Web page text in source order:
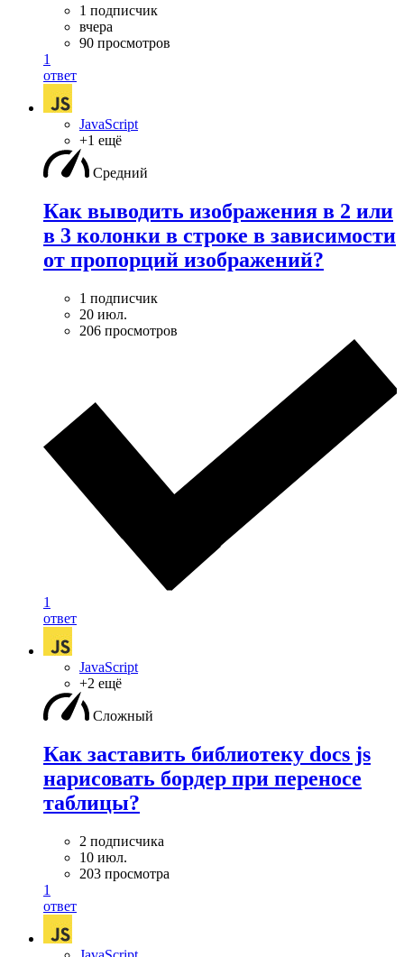
1 подписчик
вчера
90 просмотров
1
ответ
JavaScript
+1 ещё
Средний
Как выводить изображения в 2 или
в 3 колонки в строке в зависимости
от пропорций изображений?
1 подписчик
20 июл.
206 просмотров
1
ответ
JavaScript
+2 ещё
Сложный
Как заставить библиотеку docs js
нарисовать бордер при переносе
таблицы?
2 подписчика
10 июл.
203 просмотра
1
ответ